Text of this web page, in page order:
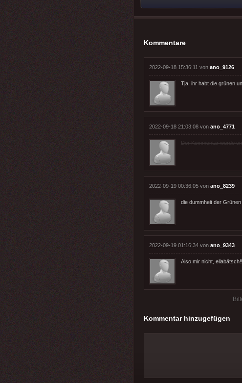
Kommentare
2022-09-18 15:36:11 von ano_9126
Tja, ihr habt die grünen
2022-09-18 21:03:08 von ano_4771
Der Kommentar wurde
2022-09-19 00:36:05 von ano_8239
die dummheit der
2022-09-19 01:16:34 von ano_9343
Also mir nicht,
Kommentar hinzugefügen